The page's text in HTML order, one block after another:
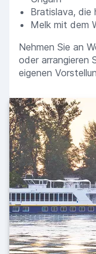
Bratislava, die
Melk mit dem
Nehmen Sie an
oder arrangieren
eigenen